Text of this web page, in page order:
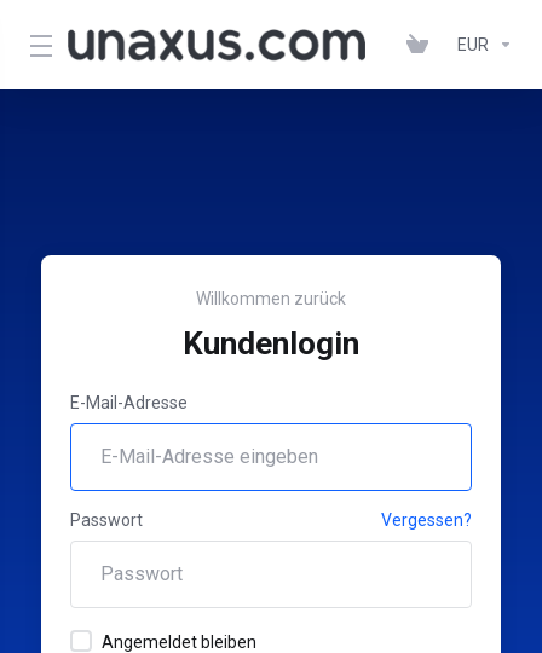
EUR
Willkommen zurück
Kundenlogin
E-Mail-Adresse
Passwort Vergessen?
Angemeldet bleiben